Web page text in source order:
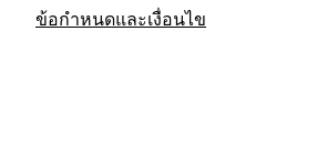
ข้อกำหนดและเงื่อนไข